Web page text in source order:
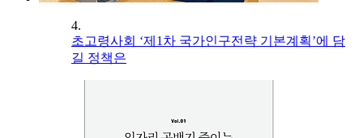
4.
초고령사회 ‘제1차 국가인구전략 기본계획’에 담
길 정책은